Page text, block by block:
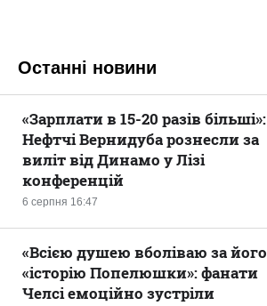
Останні новини
6 серпня 16:47
«Зарплати в 15-20 разів більші»:
Нефтчі Вернидуба рознесли за
виліт від Динамо у Лізі
конференцій
«Всією душею вболіваю за його
«історію Попелюшки»: фанати
Челсі емоційно зустріли